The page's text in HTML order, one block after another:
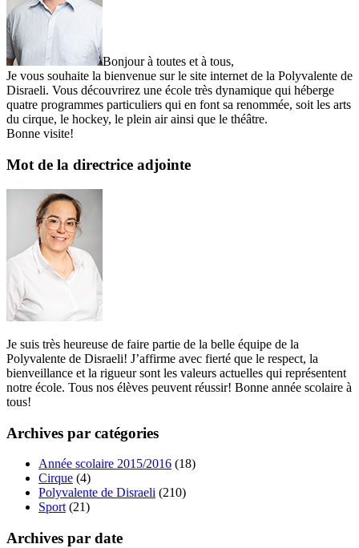
Bonjour à toutes et à tous,
Je vous souhaite la bienvenue sur le site internet de la Polyvalente de
Disraeli. Vous découvrirez une école très dynamique qui héberge
quatre programmes particuliers qui en font sa renommée, soit les arts
du cirque, le hockey, le plein air ainsi que le théâtre.
Bonne visite!
Mot de la directrice adjointe
Je suis très heureuse de faire partie de la belle équipe de la
Polyvalente de Disraeli! J’affirme avec fierté que le respect, la
bienveillance et la rigueur sont les valeurs actuelles qui représentent
notre école. Tous nos élèves peuvent réussir! Bonne année scolaire à
tous!
Archives par catégories
Année scolaire 2015/2016 (18)
Cirque (4)
Polyvalente de Disraeli (210)
Sport (21)
Archives par date